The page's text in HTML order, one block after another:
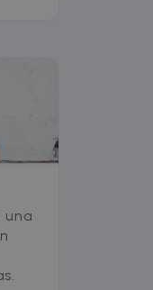
una